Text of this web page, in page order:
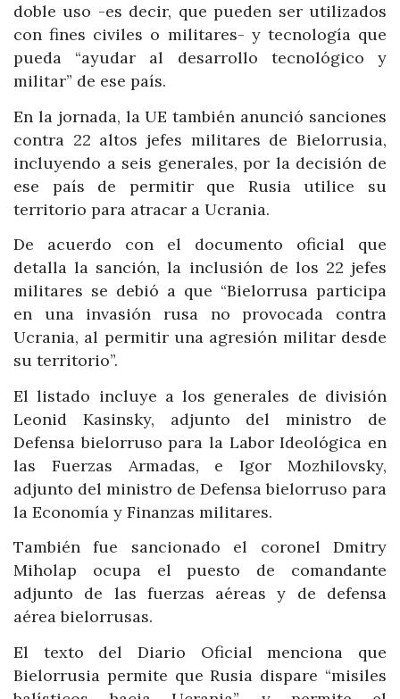
doble uso -es decir, que pueden ser utilizados
con fines civiles o militares- y tecnología que
pueda “ayudar al desarrollo tecnológico y
militar” de ese país.
En la jornada, la UE también anunció sanciones
contra 22 altos jefes militares de Bielorrusia,
incluyendo a seis generales, por la decisión de
ese país de permitir que Rusia utilice su
territorio para atracar a Ucrania.
De acuerdo con el documento oficial que
detalla la sanción, la inclusión de los 22 jefes
militares se debió a que “Bielorrusa participa
en una invasión rusa no provocada contra
Ucrania, al permitir una agresión militar desde
su territorio”.
El listado incluye a los generales de división
Leonid Kasinsky, adjunto del ministro de
Defensa bielorruso para la Labor Ideológica en
las Fuerzas Armadas, e Igor Mozhilovsky,
adjunto del ministro de Defensa bielorruso para
la Economía y Finanzas militares.
También fue sancionado el coronel Dmitry
Miholap ocupa el puesto de comandante
adjunto de las fuerzas aéreas y de defensa
aérea bielorrusas.
El texto del Diario Oficial menciona que
Bielorrusia permite que Rusia dispare “misiles